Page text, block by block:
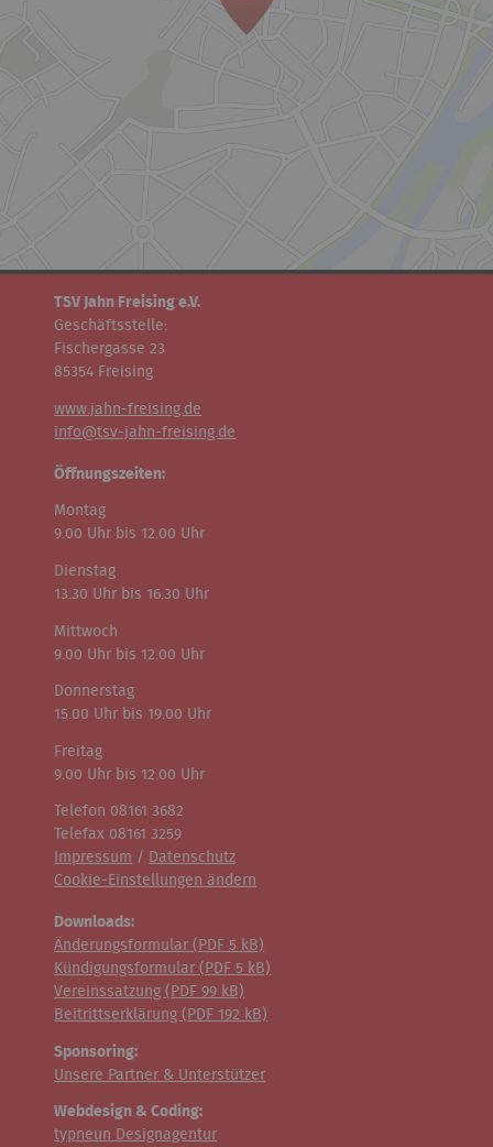
TSV Jahn Freising e.V.
Geschäftsstelle:
Fischergasse 23
85354 Freising
www.jahn-freising.de
info@tsv-jahn-freising.de
Öffnungszeiten:
Montag
9.00 Uhr bis 12.00 Uhr
Dienstag
13.30 Uhr bis 16.30 Uhr
Mittwoch
9.00 Uhr bis 12.00 Uhr
Donnerstag
15.00 Uhr bis 19.00 Uhr
Freitag
9.00 Uhr bis 12.00 Uhr
Telefon 08161 3682
Telefax 08161 3259
Impressum /
Datenschutz
Cookie-Einstellungen ändern
Downloads:
Änderungsformular ( PDF 5 kB)
Kündigungsformular ( PDF 5 kB)
Vereinssatzung ( PDF 99 kB)
Beitrittserklärung ( PDF 192 kB)
Sponsoring:
Unsere Partner & Unterstützer
Webdesign & Coding:
typneun Designagentur